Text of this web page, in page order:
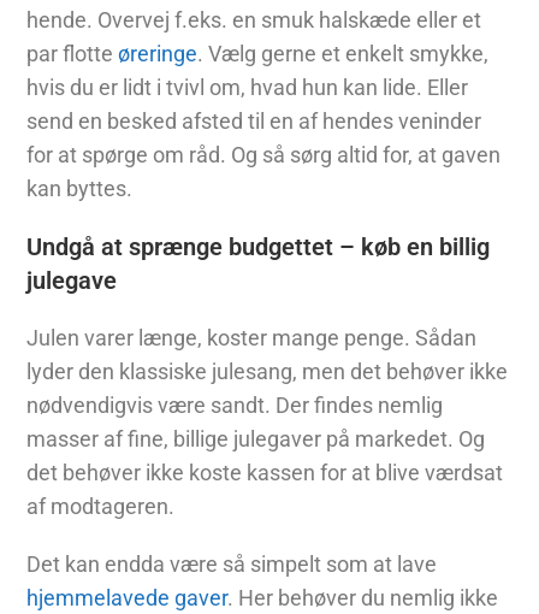
hende. Overvej f.eks. en smuk halskæde eller et
par flotteøreringe. Vælg gerne et enkelt smykke,
hvis du er lidt i tvivl om, hvad hun kan lide. Eller
send en besked afsted til en af hendes veninder
for at spørge om råd. Og så sørg altid for, at gaven
kan byttes.
Undgå at sprænge budgettet – køb en billig
julegave
Julen varer længe, koster mange penge. Sådan
lyder den klassiske julesang, men det behøver ikke
nødvendigvis være sandt. Der findes nemlig
masser af fine, billige julegaver på markedet. Og
det behøver ikke koste kassen for at blive værdsat
af modtageren.
Det kan endda være så simpelt som at lave
hjemmelavede gaver. Her behøver du nemlig ikke